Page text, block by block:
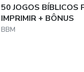
50 JOGOS BÍBLICOS
IMPRIMIR + BÔNUS
BBM